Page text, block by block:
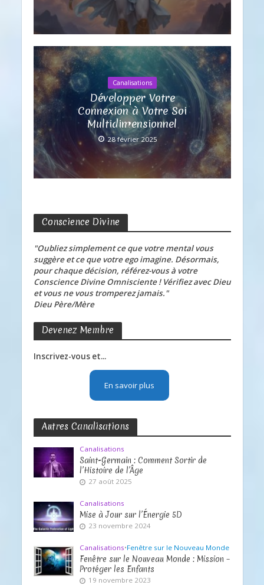
Canalisations
Développer Votre
Connexion à Votre Soi
Multidimensionnel
28 février 2025
Conscience Divine
"Oubliez simplement ce que votre mental vous
suggère et ce que votre ego imagine. Désormais,
pour chaque décision, référez-vous à votre
Conscience Divine Omnisciente ! Vérifiez avec Dieu
et vous ne vous tromperez jamais."
Dieu Père/Mère
Devenez Membre
Inscrivez-vous et...
En savoir plus
Autres Canalisations
Canalisations
Saint-Germain : Comment Sortir de
l’Histoire de l’Âge
27 août 2025
Canalisations
Mise à Jour sur l’Énergie 5D
23 novembre 2024
Canalisations•Fenêtre sur le Nouveau Monde
Fenêtre sur le Nouveau Monde : Mission –
Protéger les Enfants
19 novembre 2023